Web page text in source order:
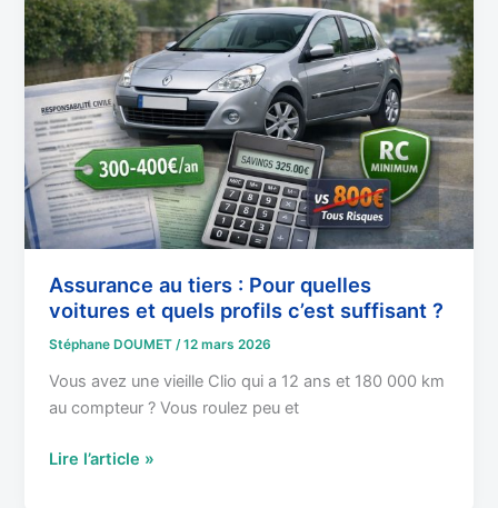
Assurance au tiers : Pour quelles
voitures et quels profils c’est suffisant ?
Stéphane DOUMET/12 mars 2026
Vous avez une vieille Clio qui a 12 ans et 180 000 km
au compteur ? Vous roulez peu et
tiers
:
Pour
quelles
voitures
et
quels
profils
c’est
suffisant
?
Lire l’article »